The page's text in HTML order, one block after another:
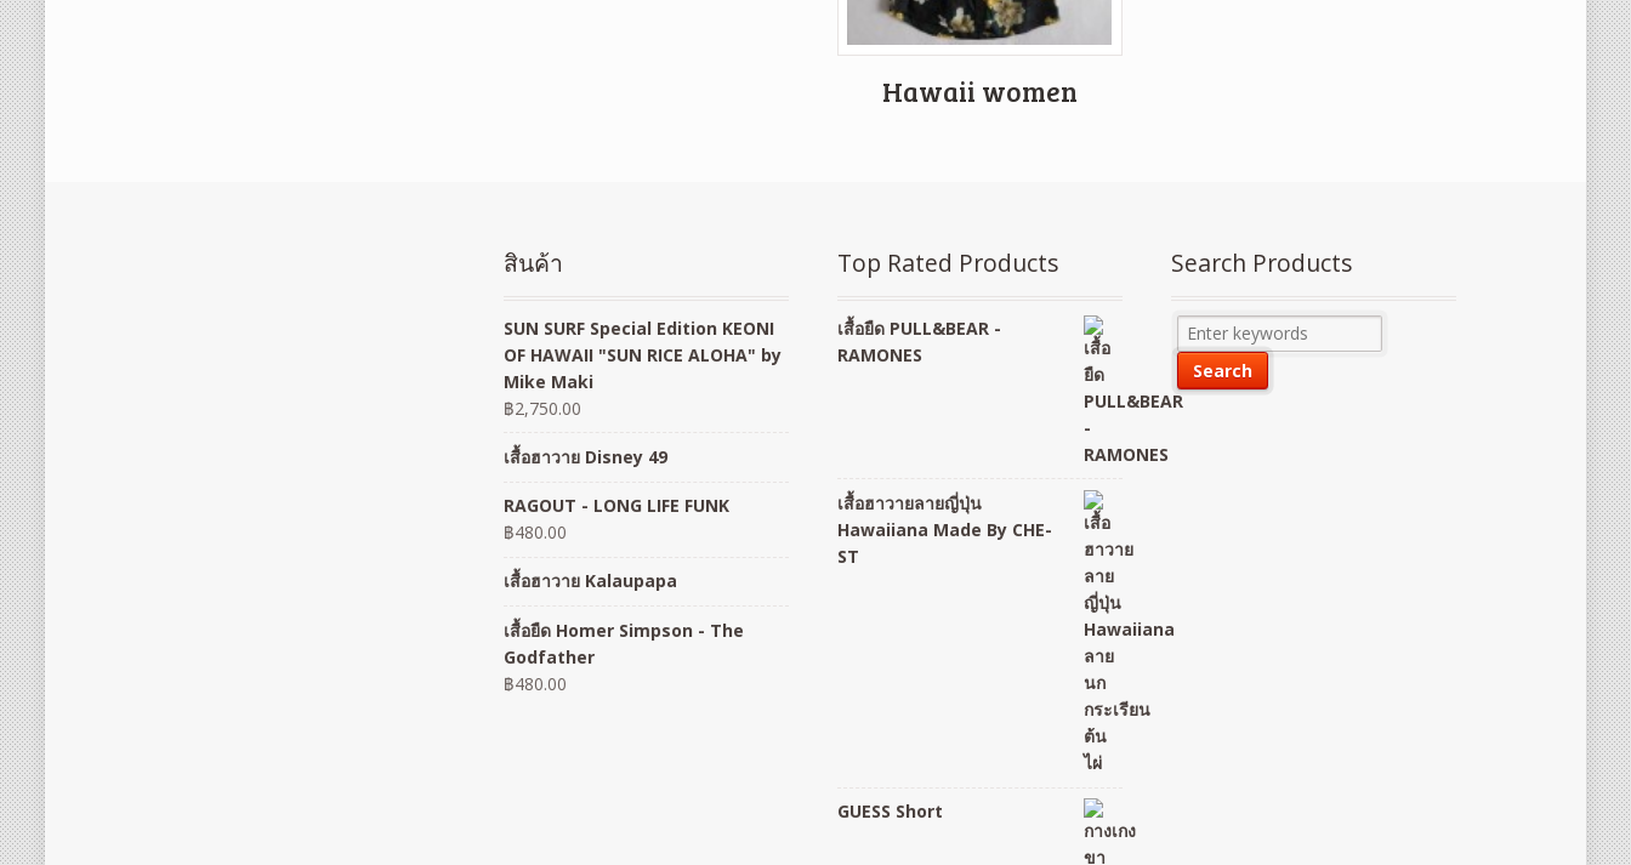
Hawaii women
สินค้า
SUN SURF Special Edition KEONI
OF HAWAII "SUN RICE ALOHA" by
Mike Maki
฿2,750.00
เสื้อฮาวาย Disney 49
RAGOUT - LONG LIFE FUNK
฿480.00
เสื้อฮาวาย Kalaupapa
เสื้อยืด Homer Simpson - The
Godfather
฿480.00
Top Rated Products
เสื้อยืด PULL&BEAR -
RAMONES
เสื้อฮาวายลายญี่ปุ่น
Hawaiiana Made By CHE-
ST
GUESS Short
Search Products